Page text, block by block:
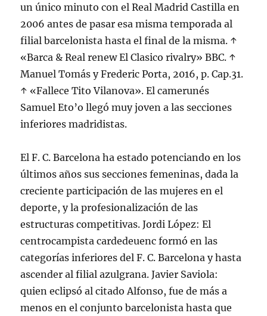
un único minuto con el Real Madrid Castilla en
2006 antes de pasar esa misma temporada al
filial barcelonista hasta el final de la misma. ↑
«Barca & Real renew El Clasico rivalry» BBC. ↑
Manuel Tomás y Frederic Porta, 2016, p. Cap.31.
↑ «Fallece Tito Vilanova». El camerunés
Samuel Eto’o llegó muy joven a las secciones
inferiores madridistas.
El F. C. Barcelona ha estado potenciando en los
últimos años sus secciones femeninas, dada la
creciente participación de las mujeres en el
deporte, y la profesionalización de las
estructuras competitivas. Jordi López: El
centrocampista cardedeuenc formó en las
categorías inferiores del F. C. Barcelona y hasta
ascender al filial azulgrana. Javier Saviola:
quien eclipsó al citado Alfonso, fue de más a
menos en el conjunto barcelonista hasta que